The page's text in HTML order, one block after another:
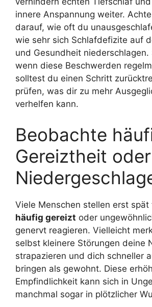
innere Anspannung weiter.
darauf, wie oft du
wie sehr sich Schlafdefizite auf
und Gesundheit niederschlagen.
wenn diese Beschwerden
solltest du einen Schritt
prüfen, was dir zu mehr
verhelfen kann.
Beobachte
Gereiztheit oder
Viele Menschen stellen erst
häufig gereizt oder
genervt reagieren. Vielleicht
selbst kleinere Störungen deine
strapazieren und dich schneller
bringen als gewohnt. Diese
Empfindlichkeit kann sich in
manchmal sogar in plötzlicher